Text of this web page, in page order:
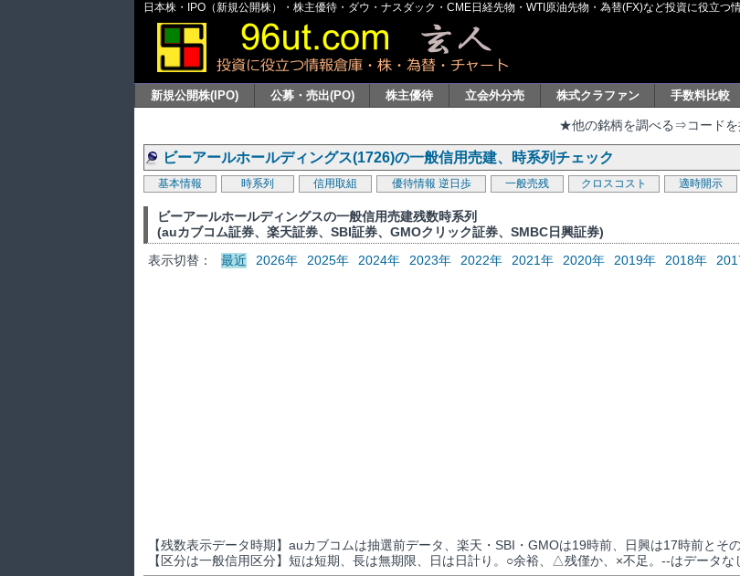
日本株・IPO（新規公開株）・株主優待・ダウ・ナスダック・CME日経先物・WTI原油先物・為替(FX)など投資に役立つ
新規公開株(IPO) 公募・売出(PO) 株主優待 立会外分売 株式クラファン 手数料比較
★他の銘柄を調べる⇒コードを
ビーアールホールディングス(1726)の一般信用売建、時系列チェック
基本情報 時系列 信用取組 優待情報 逆日歩 一般売残 クロスコスト 適時開示
ビーアールホールディングスの一般信用売建残数時系列
(auカブコム証券、楽天証券、SBI証券、GMOクリック証券、SMBC日興証券)
表示切替：
最近 2026年 2025年 2024年 2023年 2022年 2021年 2020年 2019年 2018年
【残数表示データ時期】auカブコムは抽選前データ、楽天・SBI・GMOは19時前、日興は17時前とその
【区分は一般信用区分】短は短期、長は無期限、日は日計り。○余裕、△残僅か、×不足。--はデータな